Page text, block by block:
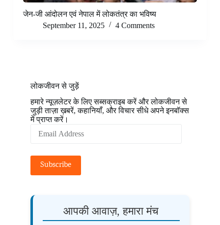
जेन-जी आंदोलन एवं नेपाल में लोकतंत्र का भविष्य
September 11, 2025
4 Comments
लोकजीवन से जुड़ें
हमारे न्यूज़लेटर के लिए सब्सक्राइब करें और लोकजीवन से
जुड़ी ताज़ा ख़बरें, कहानियाँ, और विचार सीधे अपने इनबॉक्स
में प्राप्त करें।
Address
Subscribe
आपकी आवाज़, हमारा मंच